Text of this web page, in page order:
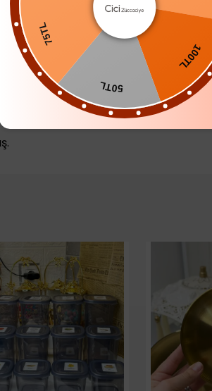
, su tutmaz, hızlı kurur.
x 33 cm